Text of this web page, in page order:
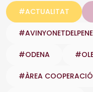
#ACTUALITAT
#ODENA
#ÀREA